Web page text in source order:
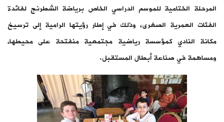
المرحلة الختامية للموسم الدراسي الخاص برياضة الشطرنج لفائدة
الفئات العمرية الصغرى، وذلك في إطار رؤيتها الرامية إلى ترسيخ
مكانة النادي كمؤسسة رياضية مجتمعية منفتحة على محيطها،
ومساهمة في صناعة أبطال المستقبل.